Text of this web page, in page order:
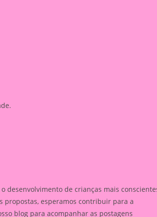
desenvolvimento de crianças mais
propostas, esperamos contribuir para a
blog para acompanhar as postagens